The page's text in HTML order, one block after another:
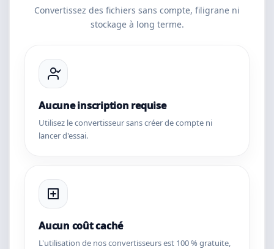
Convertissez des fichiers sans compte, filigrane ni
stockage à long terme.
Aucune inscription requise
Utilisez le convertisseur sans créer de compte ni
lancer d'essai.
Aucun coût caché
L'utilisation de nos convertisseurs est 100 % gratuite,